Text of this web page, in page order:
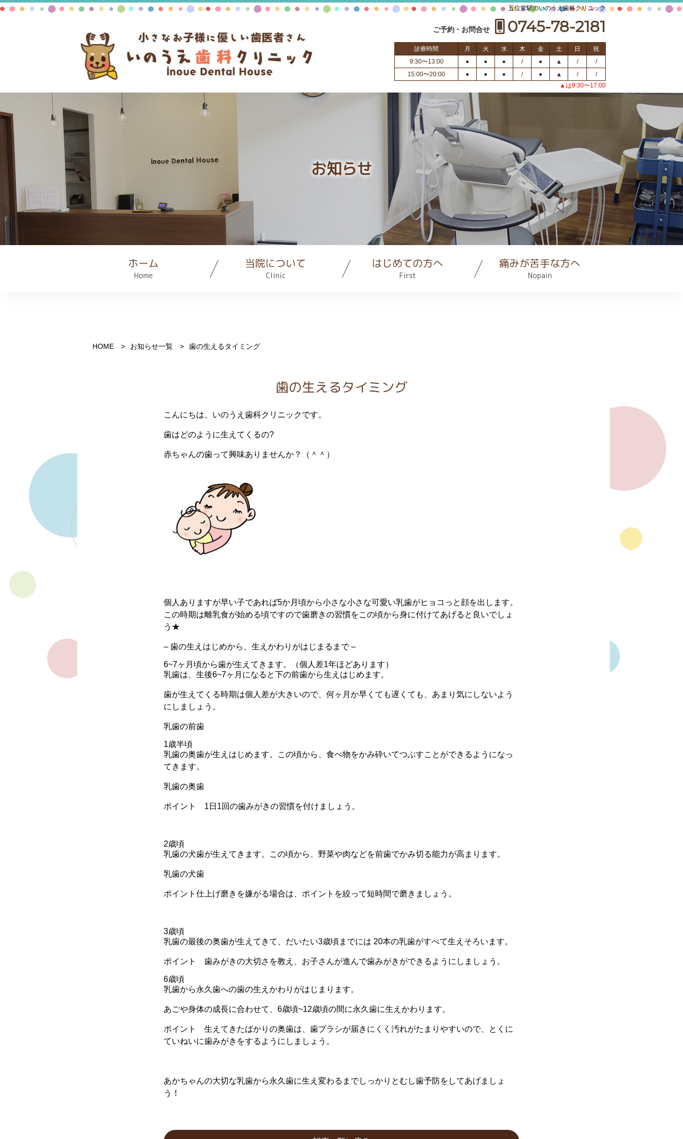
五位堂駅のいのうえ歯科クリニック
ご予約・お問合せ 0745-78-2181
診療時間 月 火 水 木 金 土 日
祝
9:30〜13:00
● ● ● / ● ▲ /
/
15:00〜20:00
● ● ● / ● ▲ /
/
▲は9:30〜17:00
お知らせ
ホーム
Home
当院について
Clinic
はじめての方へ
First
痛みが苦手な方へ
Nopain
HOME お知らせ一覧 歯の生えるタイミング
歯の生えるタイミング
こんにちは、いのうえ歯科クリニックです。
歯はどのように生えてくるの?
赤ちゃんの歯って興味ありませんか？（＾＾）
個人ありますが早い子であれば5か月頃から小さな小さな可愛い乳歯がヒョコっと顔を出します。
この時期は離乳食が始める頃ですので歯磨きの習慣をこの頃から身に付けてあげると良いでしょ
う★
– 歯の生えはじめから、生えかわりがはじまるまで –
6~7ヶ月頃から歯が生えてきます。（個人差1年ほどあります）
乳歯は、生後6~7ヶ月になると下の前歯から生えはじめます。
歯が生えてくる時期は個人差が大きいので、何ヶ月か早くても遅くても、あまり気にしないよう
にしましょう。
乳歯の前歯
1歳半頃
乳歯の奥歯が生えはじめます。この頃から、食べ物をかみ砕いてつぶすことができるようになっ
てきます。
乳歯の奥歯
ポイント 1日1回の歯みがきの習慣を付けましょう。
2歳頃
乳歯の犬歯が生えてきます。この頃から、野菜や肉などを前歯でかみ切る能力が高まります。
乳歯の犬歯
ポイント仕上げ磨きを嫌がる場合は、ポイントを絞って短時間で磨きましょう。
3歳頃
乳歯の最後の奥歯が生えてきて、だいたい3歳頃までには 20本の乳歯がすべて生えそろいます。
ポイント 歯みがきの大切さを教え、お子さんが進んで歯みがきができるようにしましょう。
6歳頃
乳歯から永久歯への歯の生えかわりがはじまります。
あごや身体の成長に合わせて、6歳頃~12歳頃の間に永久歯に生えかわります。
ポイント 生えてきたばかりの奥歯は、歯ブラシが届きにくく汚れがたまりやすいので、とくに
ていねいに歯みがきをするようにしましょう。
あかちゃんの大切な乳歯から永久歯に生え変わるまでしっかりとむし歯予防をしてあげましょ
う！